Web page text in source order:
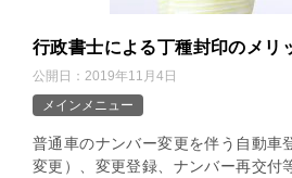
行政書士による丁種封印のメリ
公開日： 2019年11月4日
メインメニュー
普通車のナンバー変更を伴う自動車
変更）、変更登録、ナンバー再交付